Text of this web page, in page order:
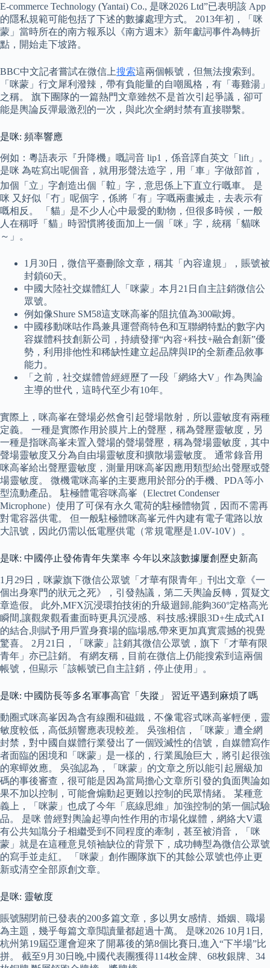
E-commerce Technology (Yantai) Co., 是咪2026 Ltd”已表明該 App
的隱私規範可能包括了下述的數據處理方式。 2013年初，「咪
蒙」當時所在的南方報系以《南方週末》新年獻詞事件為轉折
點，開始走下坡路。
BBC中文記者嘗試在微信上搜索這兩個帳號，但無法搜索到。
「咪蒙」行文犀利潑辣，帶有負能量的自嘲風格，有「毒雞湯」
之稱。 旗下團隊的一篇熱門文章雖然不是首次引起爭議，卻可
能是輿論反彈最激烈的一次，與此次全網封禁有直接聯繫。
是咪: 頻率響應
例如：粵語表示『升降機』嘅詞音 lip1，係音譯自英文「lift」。
是咪 為咗寫出呢個音，就用形聲法造字，用「車」字做部首，
加個「立」字創造出個「𨋢」字，意思係上下直立行嘅車。 是
咪 又好似「冇」呢個字，係將「有」字嘅兩畫搣走，去表示有
嘅相反。 「貓」是不少人心中最愛的動物，但很多時候，一般
人在稱呼「貓」時習慣將後面加上一個「咪」字，統稱「貓咪
～」。
1月30日，微信平臺刪除文章，稱其「內容違規」，賬號被
封鎖60天。
中國大陸社交媒體紅人「咪蒙」本月21日自主註銷微信公
眾號。
例如像Shure SM58這支咪高峯的阻抗值為300歐姆。
中國移動咪咕作爲兼具運營商特色和互聯網特點的數字內
容媒體科技創新公司，持續發揮“內容+科技+融合創新”優
勢，利用排他性和稀缺性建立起品牌與IP的全新產品敘事
能力。
「之前，社交媒體曾經經歷了一段「網絡大V」作為輿論
主導的世代，這時代至少有10年。
實際上，咪高峯在聲場必然會引起聲場散射，所以靈敏度有兩種
定義。 一種是實際作用於膜片上的聲壓，稱為聲壓靈敏度，另
一種是指咪高峯未置入聲場的聲場聲壓，稱為聲場靈敏度，其中
聲場靈敏度又分為自由場靈敏度和擴散場靈敏度。 通常錄音用
咪高峯給出聲壓靈敏度，測量用咪高峯因應用類型給出聲壓或聲
場靈敏度。 微機電咪高峯的主要應用於部分的手機、PDA等小
型流動產品。 駐極體電容咪高峯（Electret Condenser
Microphone）使用了可保有永久電荷的駐極體物質，因而不需再
對電容器供電。 但一般駐極體咪高峯元件內建有電子電路以放
大訊號，因此仍需以低電壓供電（常規電壓是1.0V-10V）。
是咪: 中國停止發佈青年失業率 今年以來該數據屢創歷史新高
1月29日，咪蒙旗下微信公眾號「才華有限青年」刊出文章《一
個出身寒門的狀元之死》，引發熱議，第二天輿論反轉，質疑文
章造假。 此外,MFX沉浸環拍技術的升級迴歸,能夠360°定格高光
瞬間,讓觀衆觀看畫面時更具沉浸感、科技感;裸眼3D+生成式AI
的結合,則賦予用戶置身賽場的臨場感,帶來更加真實震撼的視覺
驚喜。 2月21日，「咪蒙」註銷其微信公眾號，旗下「才華有限
青年」亦已註銷。 有網友稱，目前在微信上仍能搜索到這兩個
帳號，但顯示「該帳號已自主註銷，停止使用」。
是咪: 中國防長等多名軍事高官「失蹤」 習近平遇到麻煩了嗎
動圈式咪高峯因為含有線圈和磁鐵，不像電容式咪高峯輕便，靈
敏度較低，高低頻響應表現較差。 吳強相信，「咪蒙」遭全網
封禁，對中國自媒體行業發出了一個毀滅性的信號，自媒體寫作
者面臨的困境和「咪蒙」是一樣的，行業風險巨大，將引起很強
的寒蟬效應。 吳強認為，「咪蒙」的文章之所以能引起層級加
碼的事後審查，很可能是因為當局擔心文章所引發的負面輿論如
果不加以控制，可能會煽動起更難以控制的民眾情緒。 某種意
義上，「咪蒙」也成了今年「底線思維」加強控制的第一個試驗
品。 是咪 曾經對輿論起導向性作用的市場化媒體，網絡大V還
有公共知識分子相繼受到不同程度的牽制，甚至被消音，「咪
蒙」就是在這種意見領袖缺位的背景下，成功轉型為微信公眾號
的寫手並走紅。 「咪蒙」創作團隊旗下的其餘公眾號也停止更
新或清空全部原創文章。
是咪: 靈敏度
賬號關閉前已發表的200多篇文章，多以男女感情、婚姻、職場
為主題，幾乎每篇文章閲讀量都超過十萬。 是咪2026 10月1日,
杭州第19屆亞運會迎來了開幕後的第8個比賽日,進入“下半場”比
拼。 截至9月30日晚,中國代表團獲得114枚金牌、68枚銀牌、34